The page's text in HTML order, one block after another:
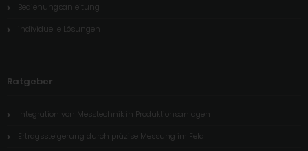
Bedienungsanleitung
individuelle Lösungen
Ratgeber
Integration von Messtechnik in Produktionsanlagen
Ertragssteigerung durch präzise Messung im Feld